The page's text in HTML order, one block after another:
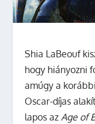
Shia LaBeouf
hogy hiányozni
amúgy a
Oscar-díjas
lapos azAge of